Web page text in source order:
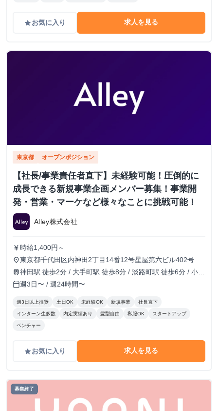
gradeお気に入り 求人を見る
東京都 オープンポジション
【社長/事業責任者直下】未経験可能！圧倒的に
成長できる新規事業企画メンバー募集！事業開
発・営業・マーケなど様々なことに挑戦可能！
Alley株式会社
currency_yen 時給1,400円～
place東京都千代田区内神田2丁目14番12号星屋第六ビル402号
train神田駅 徒歩2分 / 大手町駅 徒歩8分 / 淡路町駅 徒歩6分 / 小川
町駅 徒歩6分
calendar_today週3日〜 / 週24時間〜
週3日以上推奨 土日OK 未経験OK 新規事業 社長直下
インターン生多数 内定実績あり 髪型自由 私服OK スタートアップ
ベンチャー
gradeお気に入り 求人を見る
募集終了